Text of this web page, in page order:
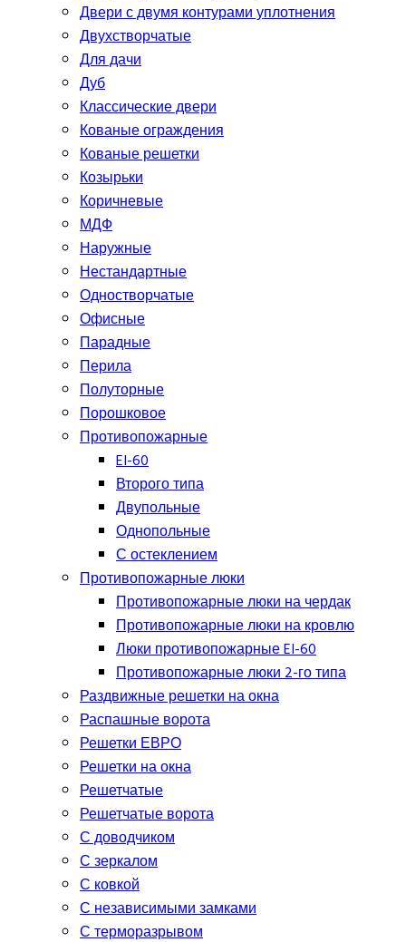
Двери с двумя контурами уплотнения
Двухстворчатые
Для дачи
Дуб
Классические двери
Кованые ограждения
Кованые решетки
Козырьки
Коричневые
МДФ
Наружные
Нестандартные
Одностворчатые
Офисные
Парадные
Перила
Полуторные
Порошковое
Противопожарные
EI-60
Второго типа
Двупольные
Однопольные
С остеклением
Противопожарные люки
Противопожарные люки на чердак
Противопожарные люки на кровлю
Люки противопожарные EI-60
Противопожарные люки 2-го типа
Раздвижные решетки на окна
Распашные ворота
Решетки ЕВРО
Решетки на окна
Решетчатые
Решетчатые ворота
С доводчиком
С зеркалом
С ковкой
С независимыми замками
С терморазрывом